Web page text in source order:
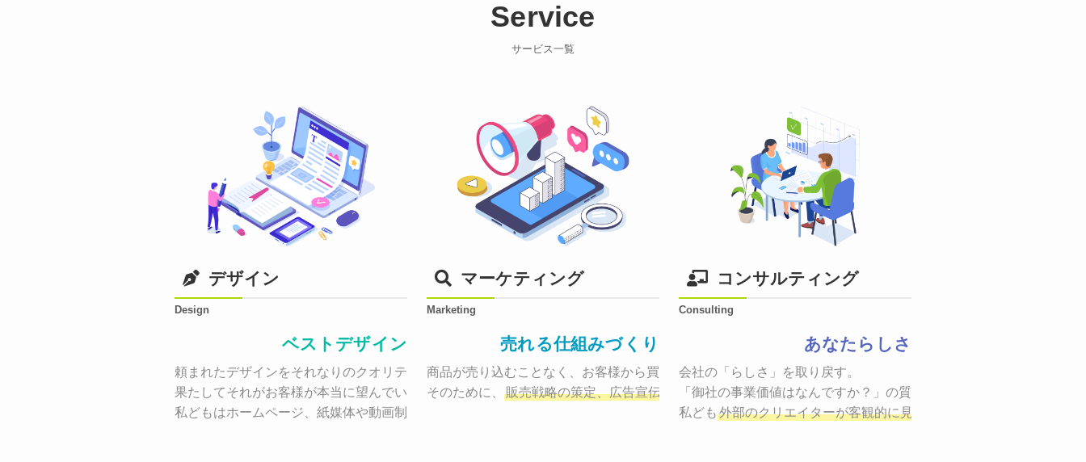
Service
サービス一覧
デザイン
Design
ベストデザイン
頼まれたデザインをそれなりのクオリティーで作り納品する。
果たしてそれがお客様が本当に望んでいた、デザインのゴールでしょうか。
私どもはホームページ、紙媒体や動画制作まで
お客様のサービスを適した場所へ届けるために、適切な方法を企画しご提案いたします。
マーケティング
Marketing
売れる仕組みづくり
商品が売り込むことなく、お客様から買いたくなる状態をつくるために、適した場所へ適切なターゲットに向け
そのために、
販売戦略の策定、広告宣伝に効果検証までの一連のプロセスを考え実行・検証・修正
コンサルティング
Consulting
あなたらしさ
会社の「らしさ」を取り戻す。
「御社の事業価値はなんですか？」の質問に答えることはできるでし
私ども 外部のクリエイターが客観的に見ながら最終的な絵を描き、